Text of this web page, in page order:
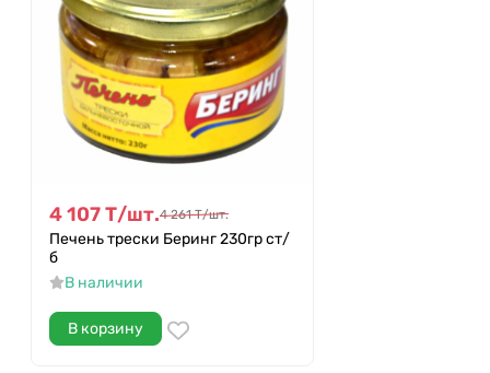
4 107Т/шт.4 261 Т/шт.
Печень трески Беринг 230гр ст/
б
В наличии
В корзину